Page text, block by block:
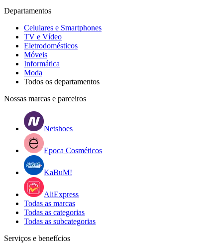
Departamentos
Celulares e Smartphones
TV e Vídeo
Eletrodomésticos
Móveis
Informática
Moda
Todos os departamentos
Nossas marcas e parceiros
Netshoes
Epoca Cosméticos
KaBuM!
AliExpress
Todas as marcas
Todas as categorias
Todas as subcategorias
Serviços e benefícios